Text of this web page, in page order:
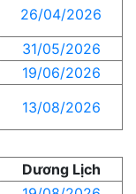
26/04/2026
31/05/2026
19/06/2026
13/08/2026
Dương Lịch